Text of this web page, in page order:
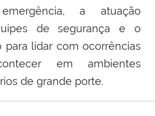
a atuação
de segurança e o
para lidar com ocorrências
em ambientes
de grande porte.